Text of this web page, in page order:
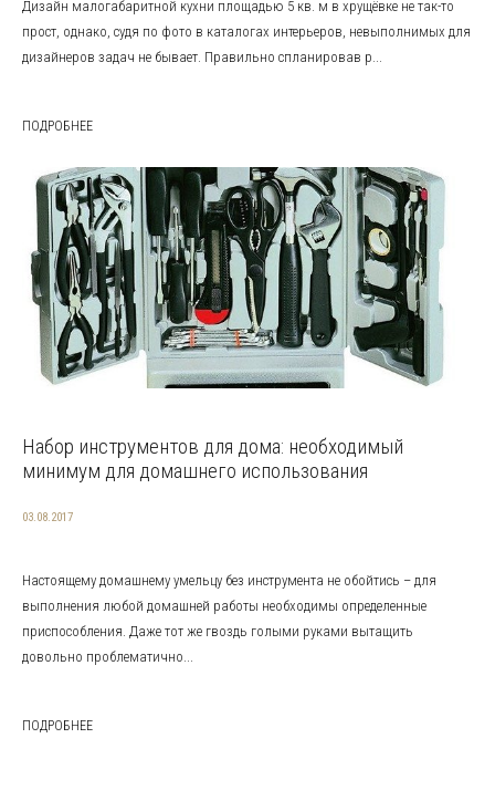
Дизайн малогабаритной кухни площадью 5 кв. м в хрущёвке не так-то
прост, однако, судя по фото в каталогах интерьеров, невыполнимых для
дизайнеров задач не бывает. Правильно спланировав р...
ПОДРОБНЕЕ
Набор инструментов для дома: необходимый
минимум для домашнего использования
03.08.2017
Настоящему домашнему умельцу без инструмента не обойтись – для
выполнения любой домашней работы необходимы определенные
приспособления. Даже тот же гвоздь голыми руками вытащить
довольно проблематично...
ПОДРОБНЕЕ